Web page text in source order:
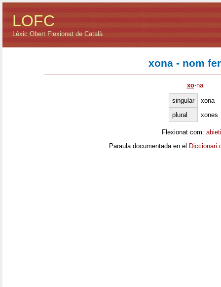
LOFC
Lèxic Obert Flexionat de Català
xona - nom
xo·na
singular
xona
plural
xones
Flexionat com:
Paraula documentada en el Diccionari